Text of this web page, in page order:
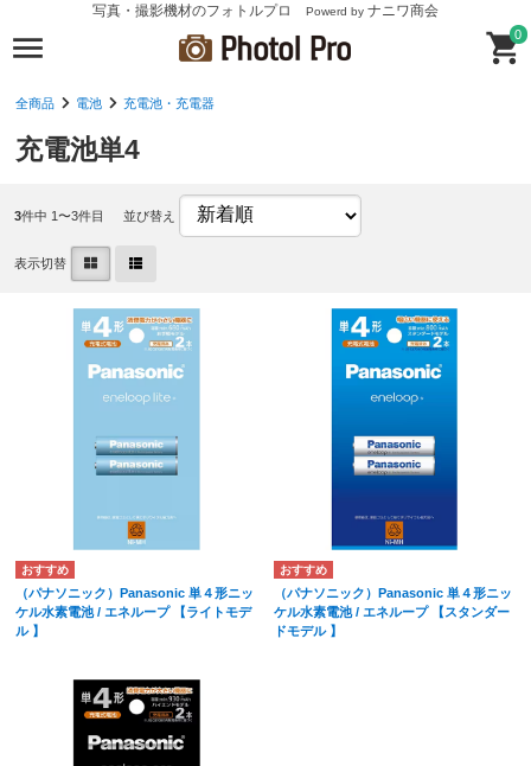
写真・撮影機材のフォトルプロ Powerd by ナニワ商会
0
全商品 電池 充電池・充電器
充電池単4
3件中 1〜3件目 並び替え
表示切替
（パナソニック）Panasonic 単４形ニッ
ケル水素電池 / エネループ 【ライトモデ
ル 】
（パナソニック）Panasonic 単４形ニッ
ケル水素電池 / エネループ 【スタンダー
ドモデル 】